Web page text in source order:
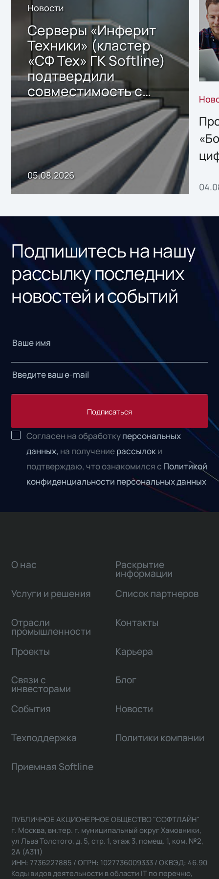
Новости
Серверы «Инферит
Техники» (кластер
«СФ Тех» ГК Softline)
подтвердили
совместимость с
решением Sharx
Storage 2.x для
хранения данных
05.08.2026
Подпишитесь на нашу
рассылку последних
новостей и событий
Подписаться
Согласен на обработкуперсональных
данных, на получениерассылоки
подтверждаю, что ознакомился с Политикой
конфиденциальности персональных данных
О нас
Услуги и решения
Отрасли
промышленности
Проекты
Связи с
инвесторами
Раскрытие
информации
Список партнеров
Контакты
Карьера
Блог
События Новости
Техподдержка Политики компании
Приемная Softline
ПУБЛИЧНОЕ АКЦИОНЕРНОЕ ОБЩЕСТВО "СОФТЛАЙН"
г. Москва, вн.тер. г. муниципальный округ Хамовники,
ул Льва Толстого, д. 5, стр. 1, этаж 3, помещ. 1, ком. №2,
2А (А311)
ИНН: 7736227885 / ОГРН: 1027736009333 / ОКВЭД: 46.90
Коды видов деятельности в области IT по перечню,